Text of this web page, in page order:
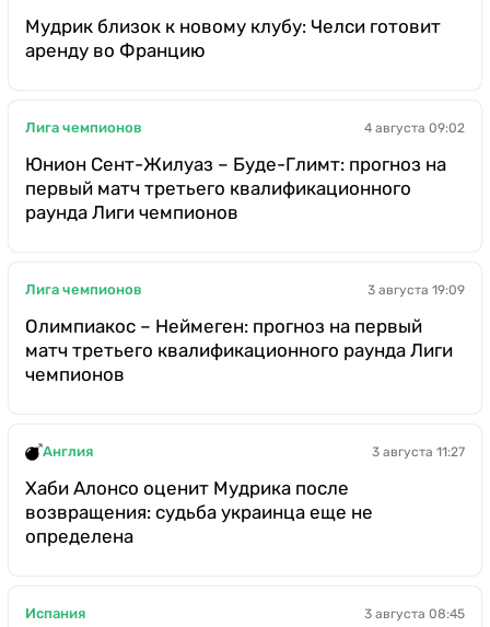
Мудрик близок к новому клубу: Челси готовит
аренду во Францию
Лига чемпионов 4 августа 09:02
Юнион Сент-Жилуаз – Буде-Глимт: прогноз на
первый матч третьего квалификационного
раунда Лиги чемпионов
Лига чемпионов 3 августа 19:09
Олимпиакос – Неймеген: прогноз на первый
матч третьего квалификационного раунда Лиги
чемпионов
Англия 3 августа 11:27
Хаби Алонсо оценит Мудрика после
возвращения: судьба украинца еще не
определена
Испания 3 августа 08:45